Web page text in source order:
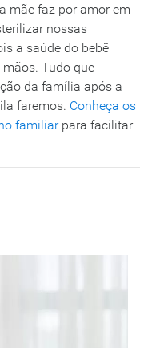
mãe faz por amor em
nossas
a saúde do bebê
Tudo que
da família após a
faremos. Conheça os
familiarpara facilitar